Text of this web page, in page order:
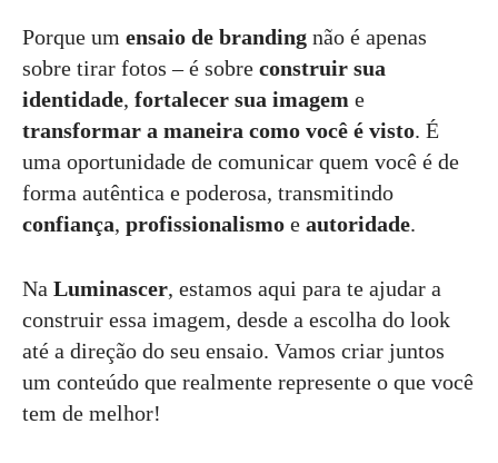
Porque um ensaio de branding não é apenas
sobre tirar fotos – é sobre construir sua
identidade, fortalecer sua imagem e
transformar a maneira como você é visto. É
uma oportunidade de comunicar quem você é de
forma autêntica e poderosa, transmitindo
confiança, profissionalismo e autoridade.
Na Luminascer, estamos aqui para te ajudar a
construir essa imagem, desde a escolha do look
até a direção do seu ensaio. Vamos criar juntos
um conteúdo que realmente represente o que você
tem de melhor!